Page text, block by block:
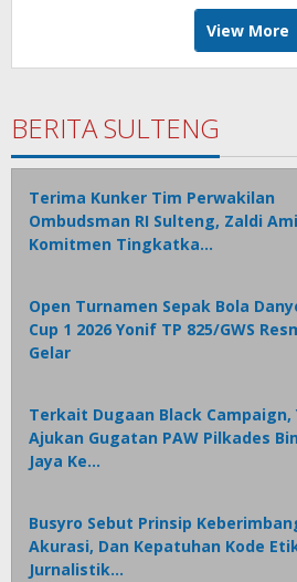
View More
BERITA SULTENG
Terima Kunker Tim Perwakilan
Ombudsman RI Sulteng, Zaldi
Komitmen Tingkatka…
Open Turnamen Sepak Bola
Cup 1 2026 Yonif TP 825/GWS
Gelar
Terkait Dugaan Black Campaign,
Ajukan Gugatan PAW Pilkades
Jaya Ke…
Busyro Sebut Prinsip
Akurasi, Dan Kepatuhan Kode
Jurnalistik…